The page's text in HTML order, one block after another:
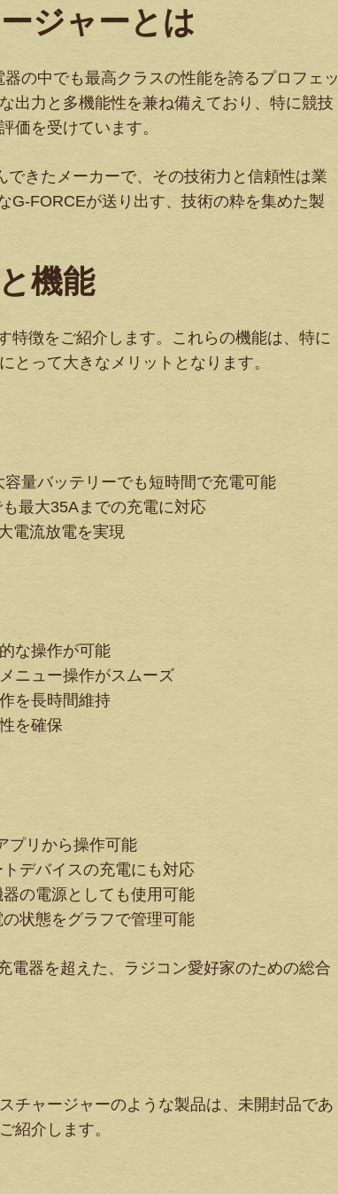
ジャーとは
の中でも最高クラスの性能を誇るプロフェッ
出力と多機能性を兼ね備えており、特に競技
価を受けています。
きたメーカーで、その技術力と信頼性は業
G-FORCEが送り出す、技術の粋を集めた製
機能
特徴をご紹介します。これらの機能は、特に
とって大きなメリットとなります。
容量バッテリーでも短時間で充電可能
最大35Aまでの充電に対応
電流放電を実現
な操作が可能
ニュー操作がスムーズ
を長時間維持
を確保
プリから操作可能
トデバイスの充電にも対応
の電源としても使用可能
の状態をグラフで管理可能
電器を超えた、ラジコン愛好家のための総合
チャージャーのような製品は、未開封品であ
紹介します。